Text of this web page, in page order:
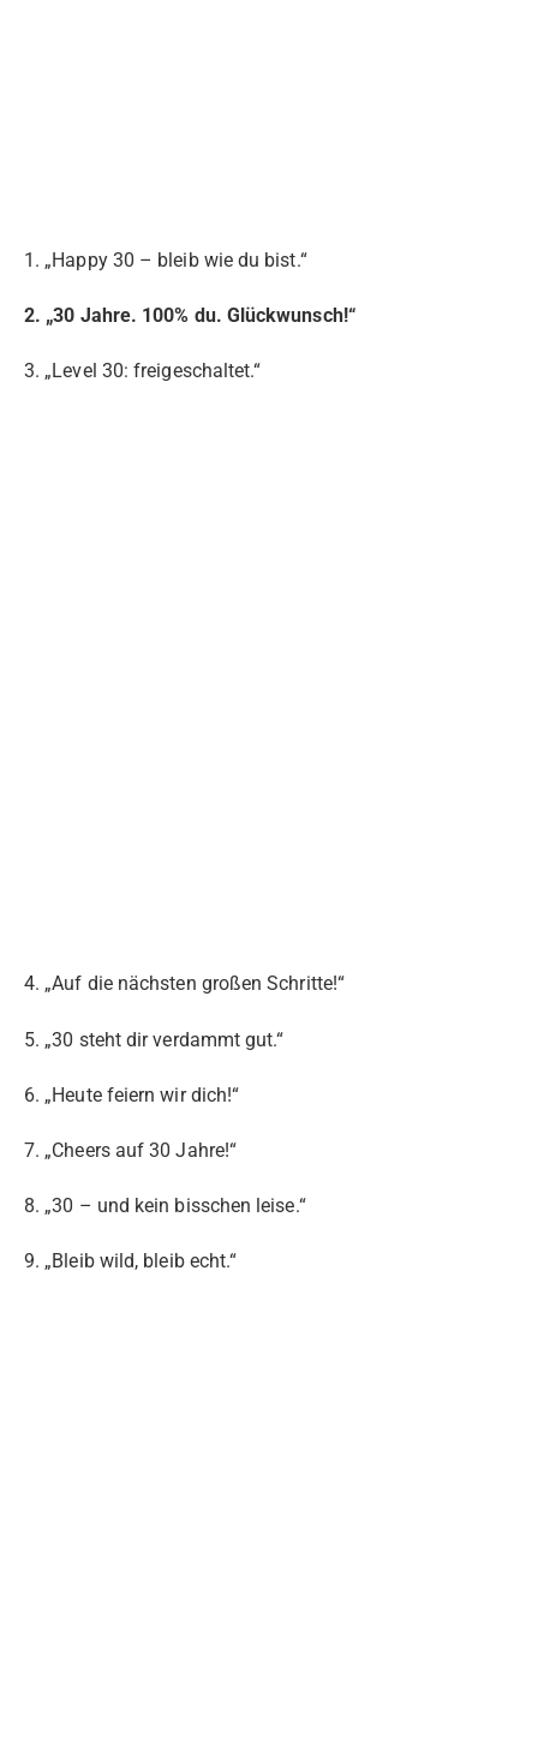
1. „Happy 30 – bleib wie du bist.“
2. „30 Jahre. 100% du. Glückwunsch!“
3. „Level 30: freigeschaltet.“
4. „Auf die nächsten großen Schritte!“
5. „30 steht dir verdammt gut.“
6. „Heute feiern wir dich!“
7. „Cheers auf 30 Jahre!“
8. „30 – und kein bisschen leise.“
9. „Bleib wild, bleib echt.“